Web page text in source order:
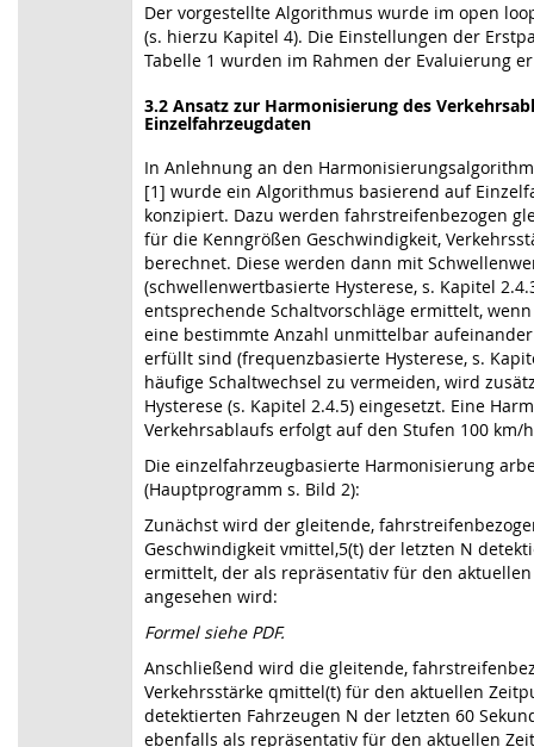
Der vorgestellte Algorithmus wurde im open
(s. hierzu Kapitel 4). Die Einstellungen der
Tabelle 1 wurden im Rahmen der Evaluierung
3.2 Ansatz zur Harmonisierung des
Einzelfahrzeugdaten
In Anlehnung an den
[1] wurde ein Algorithmus basierend auf
konzipiert. Dazu werden fahrstreifenbezogen
für die Kenngrößen Geschwindigkeit,
berechnet. Diese werden dann mit
(schwellenwertbasierte Hysterese, s. Kapitel
entsprechende Schaltvorschläge ermittelt,
eine bestimmte Anzahl unmittelbar
erfüllt sind (frequenzbasierte Hysterese, s.
häufige Schaltwechsel zu vermeiden, wird
Hysterese (s. Kapitel 2.4.5) eingesetzt. Eine
Verkehrsablaufs erfolgt auf den Stufen 100 km/
Die einzelfahrzeugbasierte Harmonisierung
(Hauptprogramm s. Bild 2):
Zunächst wird der gleitende,
Geschwindigkeit vmittel,5(t) der letzten N
ermittelt, der als repräsentativ für den
angesehen wird:
Formel siehe PDF.
Anschließend wird die gleitende,
Verkehrsstärke qmittel(t) für den aktuellen
detektierten Fahrzeugen N der letzten 60
ebenfalls als repräsentativ für den aktuellen